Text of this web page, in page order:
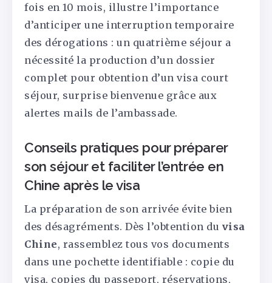
fois en 10 mois, illustre l’importance
d’anticiper une interruption temporaire
des dérogations : un quatrième séjour a
nécessité la production d’un dossier
complet pour obtention d’un visa court
séjour, surprise bienvenue grâce aux
alertes mails de l’ambassade.
Conseils pratiques pour préparer
son séjour et faciliter l’entrée en
Chine après le visa
La préparation de son arrivée évite bien
des désagréments. Dès l’obtention du visa
Chine, rassemblez tous vos documents
dans une pochette identifiable : copie du
visa, copies du passeport, réservations,